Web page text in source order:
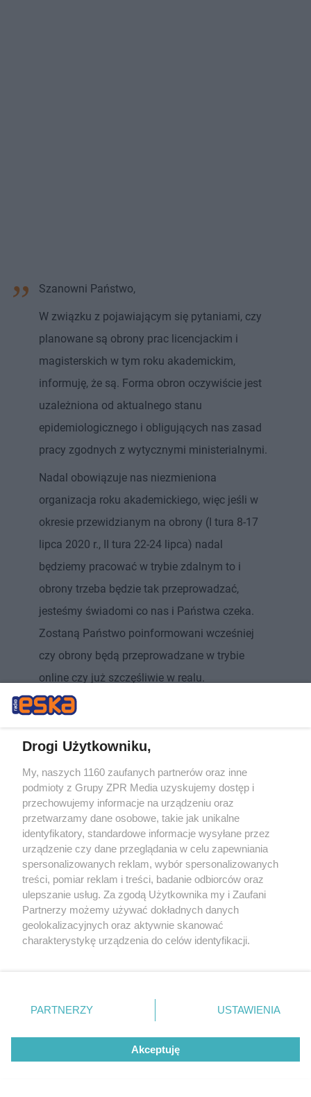
Szanowni Państwo,
W związku z pojawiającym się pytaniami, czy
planowane są obrony prac licencjackim i
magisterskich w tym roku akademickim,
informuję, że są. Forma obron oczywiście jest
uzależniona od aktualnego stanu
epidemiologicznego i obligujących nas zasad
pracy zgodnych z wytycznymi ministerialnymi.
Nadal obowiązuje nas niezmieniona
organizacja roku akademickiego, więc jeśli w
okresie przewidzianym na obrony (I tura 8-17
lipca 2020 r., II tura 22-24 lipca) nadal
będziemy pracować w trybie zdalnym to i
obrony trzeba będzie tak przeprowadzać,
jesteśmy świadomi co nas i Państwa czeka.
Zostaną Państwo poinformowani wcześniej
czy obrony będą przeprowadzane w trybie
online czy już szczęśliwie w realu.
Na razie proszę się nie martwić o formę obron i
prac, a jak będą już gotowe prace do obron, to
obrony też się odbędą zgodnie z
obowiązującym nas harmonogramem pracy na
ten rok akademicki i stanem
epidemiologicznym w kraju.
Kiedy powrót na uczelnie?
- Zachowujemy pełną spójność z
ministerstwem edukacji - oświadczył Wojciech
działalność dydaktyczna na uczelniach. Prace
oczywiście z zachowaniem warunków
Drogi Użytkowniku,
My, naszych 1160 zaufanych partnerów oraz inne
podmioty z Grupy ZPR Media uzyskujemy dostęp i
przechowujemy informacje na urządzeniu oraz
przetwarzamy dane osobowe, takie jak unikalne
identyfikatory, standardowe informacje wysyłane przez
urządzenie czy dane przeglądania w celu zapewniania
spersonalizowanych reklam, wybór spersonalizowanych
treści, pomiar reklam i treści, badanie odbiorców oraz
ulepszanie usług. Za zgodą Użytkownika my i Zaufani
Partnerzy możemy używać dokładnych danych
geolokalizacyjnych oraz aktywnie skanować
charakterystykę urządzenia do celów identyfikacji.
zmienić/wycofać klikając przycisk ustawień prywatności
znajdujący się w lewym dolnym rogu strony
rodzaje przetwarzania danych nie wymagają zgody
użytkownika, ale masz prawo sprzeciwić się takiemu
przetwarzaniu. Preferencje będą miały zastosowanie tylko
PARTNERZY USTAWIENIA
Akceptuję